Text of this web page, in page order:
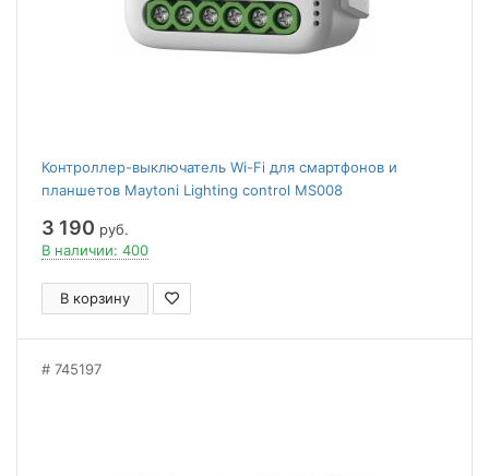
Контроллер-выключатель Wi-Fi для смартфонов и
планшетов Maytoni Lighting control MS008
3 190 руб.
В наличии: 400
В корзину
745197